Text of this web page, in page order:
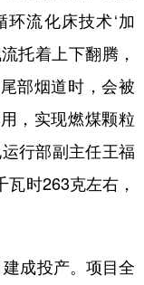
流化床技术‘加
托着上下翻腾，
部烟道时，会被
，实现燃煤颗粒
行部副主任王福
时263克左右，
成投产。项目全